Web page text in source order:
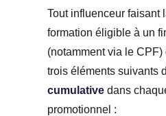
Tout influenceur faisant
formation éligible à un
(notamment via le
trois éléments suivants
cumulativedans
promotionnel :